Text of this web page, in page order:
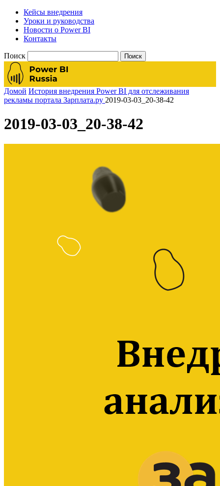
Кейсы внедрения
Уроки и руководства
Новости о Power BI
Контакты
Поиск
Домой История внедрения Power BI для отслеживания
рекламы портала Зарплата.ру 2019-03-03_20-38-42
2019-03-03_20-38-42